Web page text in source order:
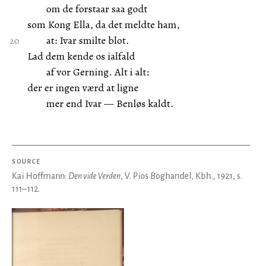
om de forstaar saa godt
som Kong Ella, da det meldte ham,
at: Ivar smilte blot.
Lad dem kende os ialfald
af vor Gerning. Alt i alt:
der er ingen værd at ligne
mer end Ivar — Benløs kaldt.
SOURCE
Kai Hoffmann: Den vide Verden, V. Pios Boghandel, Kbh., 1921, s.
111–112.